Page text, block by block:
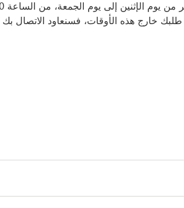
طلبك خارج هذه الأوقات، فسنعاود الاتصال